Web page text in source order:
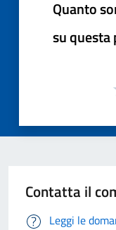
Quanto
su questa
Contatta il
Leggi le